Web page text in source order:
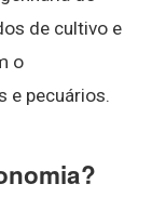
de cultivo e
o
e pecuários.